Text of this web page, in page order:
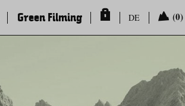
Green Filming DE (0)